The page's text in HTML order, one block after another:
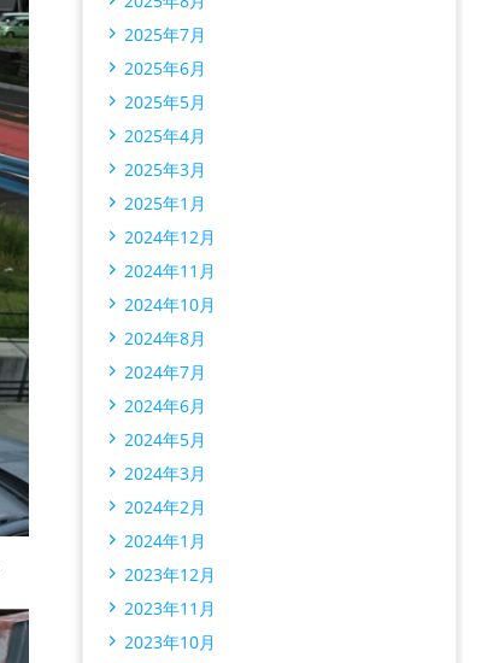
2025年7月
2025年6月
2025年5月
2025年4月
2025年3月
2025年1月
2024年12月
2024年11月
2024年10月
2024年8月
2024年7月
2024年6月
2024年5月
2024年3月
2024年2月
2024年1月
2023年12月
2023年11月
2023年10月